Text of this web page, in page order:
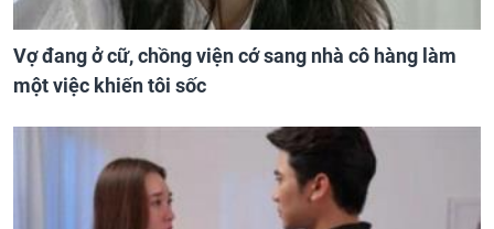
Vợ đang ở cữ, chồng viện cớ sang nhà cô hàng làm
một việc khiến tôi sốc